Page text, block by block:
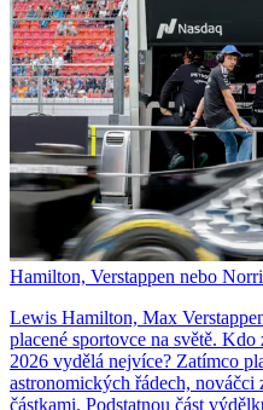
Hamilton, Verstappen nebo
Lewis Hamilton, Max
placené sportovce na světě.
2026 vydělá nejvíce? Zatímco
astronomických řádech, nováčci
částkami. Podstatnou část